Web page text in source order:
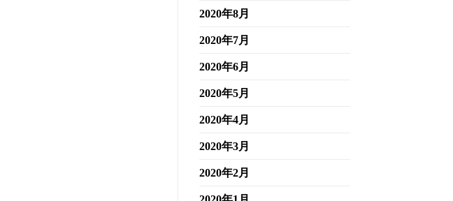
2020年8月
2020年7月
2020年6月
2020年5月
2020年4月
2020年3月
2020年2月